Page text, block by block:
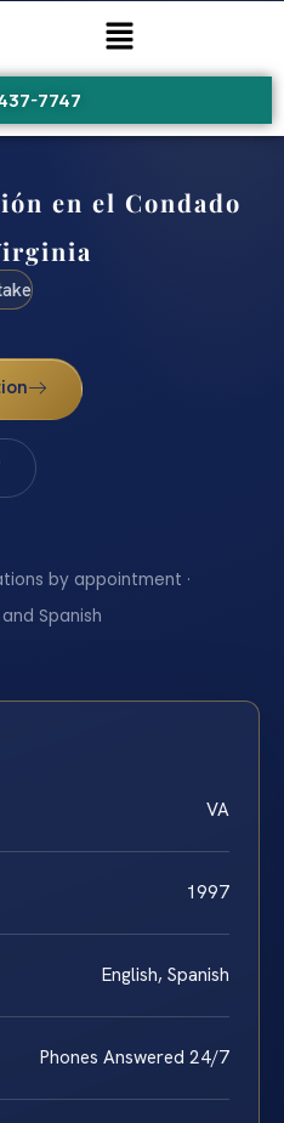
7747
en el Condado
by appointment ·
Spanish
VA
1997
English, Spanish
Phones Answered 24/7